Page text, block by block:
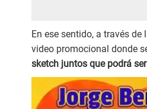
En ese sentido, a través
video promocional donde
sketch juntos que podrá